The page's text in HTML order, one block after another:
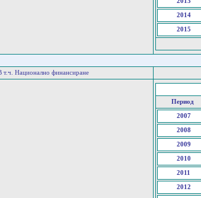
2014
2015
т.ч. Национално финансиране
Период
2007
2008
2009
2010
2011
2012